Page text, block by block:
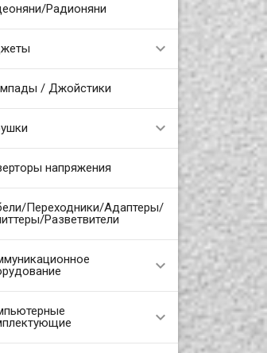
Радионяни
/ Джойстики
напряжения
Переходники/Адаптеры/
Разветвители